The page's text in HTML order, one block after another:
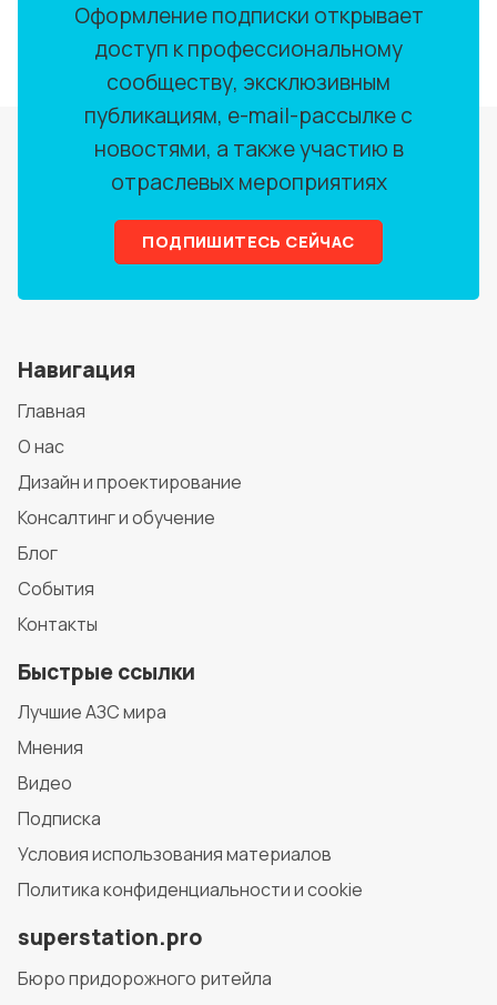
Оформление подписки открывает
доступ к профессиональному
сообществу, эксклюзивным
публикациям, e-mail-рассылке с
новостями, а также участию в
отраслевых мероприятиях
ПОДПИШИТЕСЬ СЕЙЧАС
Навигация
Главная
О нас
Дизайн и проектирование
Консалтинг и обучение
Блог
События
Контакты
Быстрые ссылки
Лучшие АЗС мира
Мнения
Видео
Подписка
Условия использования материалов
Политика конфиденциальности и cookie
superstation.pro
Бюро придорожного ритейла